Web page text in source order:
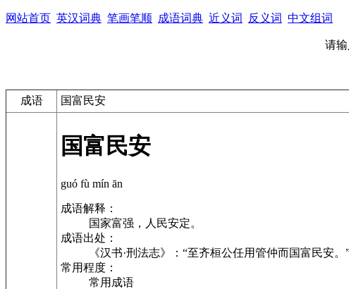
网站首页 英汉词典 笔画笔顺 成语词典 近义词 反义词 中文组词
请输
成语 国富民安
国富民安
guó fù mín ān
成语解释：
国家富强，人民安定。
成语出处：
《汉书·刑法志》：“至齐桓公任用管仲而国富民安。
常用程度：
常用成语